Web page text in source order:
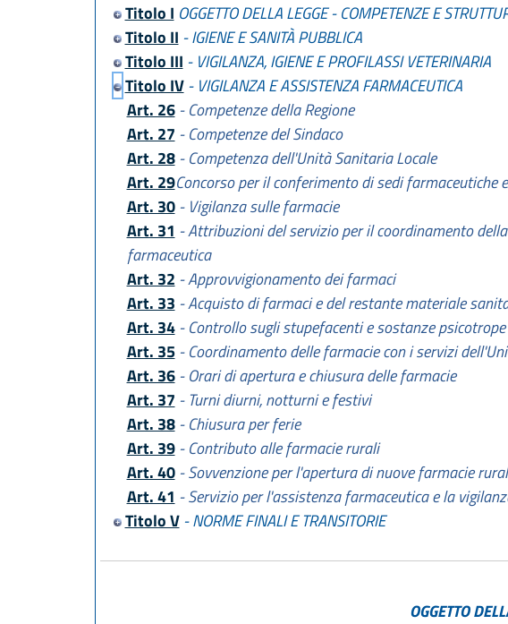
L.R. 25 novembre 2002 n. 31
Titolo I OGGETTO DELLA LEGGE - COMPETENZE E
Titolo II - IGIENE E SANITÀ PUBBLICA
Titolo III - VIGILANZA, IGIENE E PROFILASSI VETERINARIA
Titolo IV- VIGILANZA E ASSISTENZA FARMACEUTICA
Art. 26- Competenze della Regione
Art. 27 - Competenze del Sindaco
Art. 28- Competenza dell'Unità Sanitaria Locale
Art. 29Concorso per il conferimento di sedi farmaceutiche
Art. 30- Vigilanza sulle farmacie
Art. 31 - Attribuzioni del servizio per il coordinamento
farmaceutica
Art. 32 - Approvvigionamento dei farmaci
Art. 33 - Acquisto di farmaci e del restante materiale
Art. 34- Controllo sugli stupefacenti e sostanze psicotrope
Art. 35- Coordinamento delle farmacie con i servizi
Art. 36- Orari di apertura e chiusura delle farmacie
Art. 37 - Turni diurni, notturni e festivi
Art. 38- Chiusura per ferie
Art. 39- Contributo alle farmacie rurali
Art. 40- Sovvenzione per l'apertura di nuove farmacie
Art. 41 - Servizio per l'assistenza farmaceutica e la
Titolo V- NORME FINALI E TRANSITORIE
OGGETTO